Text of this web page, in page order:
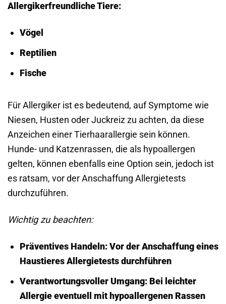
Allergikerfreundliche Tiere:
Vögel
Reptilien
Fische
Für Allergiker ist es bedeutend, auf Symptome wie
Niesen, Husten oder Juckreiz zu achten, da diese
Anzeichen einer Tierhaarallergie sein können.
Hunde- und Katzenrassen, die als hypoallergen
gelten, können ebenfalls eine Option sein, jedoch ist
es ratsam, vor der Anschaffung Allergietests
durchzuführen.
Wichtig zu beachten:
Präventives Handeln: Vor der Anschaffung eines
Haustieres Allergietests durchführen
Verantwortungsvoller Umgang: Bei leichter
Allergie eventuell mit hypoallergenen Rassen